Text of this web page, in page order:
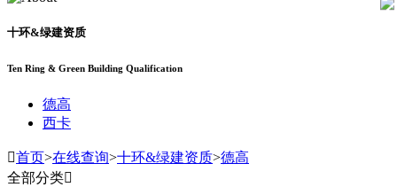
十环&绿建资质
Ten Ring & Green Building Qualification
德高
西卡
首页>在线查询>十环&绿建资质>德高
全部分类